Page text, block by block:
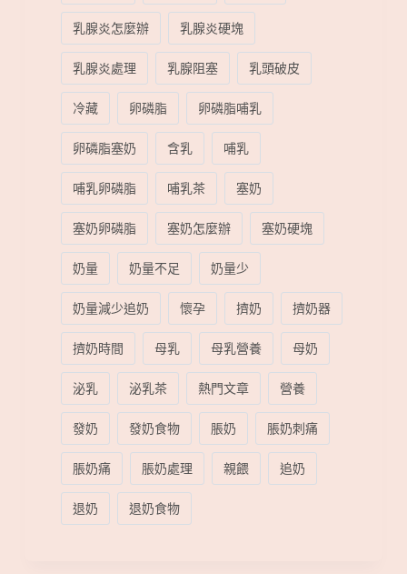
乳腺炎怎麼辦
乳腺炎硬塊
乳腺炎處理
乳腺阻塞
乳頭破皮
冷藏
卵磷脂
卵磷脂哺乳
卵磷脂塞奶
含乳
哺乳
哺乳卵磷脂
哺乳茶
塞奶
塞奶卵磷脂
塞奶怎麼辦
塞奶硬塊
奶量
奶量不足
奶量少
奶量減少追奶
懷孕 擠奶
擠奶器
擠奶時間
母乳 母乳營養
母奶
泌乳
泌乳茶 熱門文章
營養
發奶
發奶食物 脹奶
脹奶刺痛
脹奶痛
脹奶處理 親餵
追奶
退奶
退奶食物